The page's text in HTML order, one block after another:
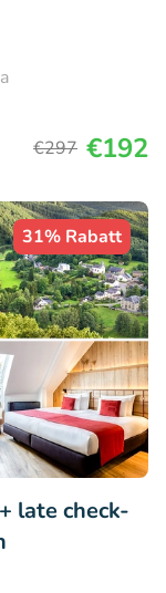
€297 €192
31% Rabatt
late check-